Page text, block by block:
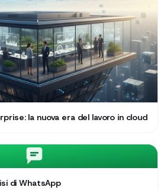
la nuova era del lavoro in cloud
di WhatsApp